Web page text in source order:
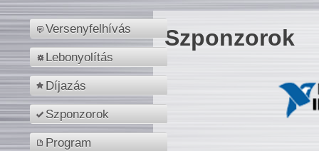
Versenyfelhívás
Lebonyolítás
Díjazás
Szponzorok
Program
Szponzorok